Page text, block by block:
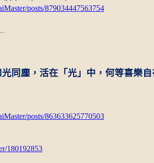
posts/879034447563754
同塵，活在「光」中，何等喜樂自
posts/863633625770503
180192853